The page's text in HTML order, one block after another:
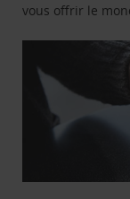
vous offrir le